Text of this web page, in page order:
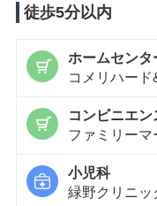
徒歩5分以内
ホームセンタ
コメリハー
コンビニエン
ファミリーマ
小児科
緑野クリニッ